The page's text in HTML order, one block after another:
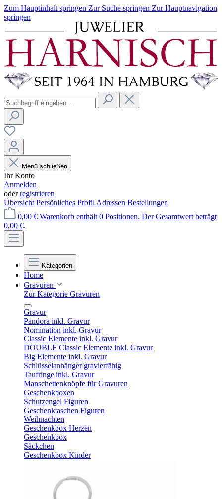
Zum Hauptinhalt springen Zur Suche springen Zur Hauptnavigation
springen
Menü schließen
Ihr Konto
Anmelden
oderregistrieren
Übersicht Persönliches Profil Adressen Bestellungen
0,00 € Warenkorb enthält 0 Positionen. Der Gesamtwert beträgt
0,00 €.
Kategorien
Home
Gravuren
Zur Kategorie Gravuren
Gravur
Pandora inkl. Gravur
Nomination inkl. Gravur
Classic Elemente inkl. Gravur
DOUBLE Classic Elemente inkl. Gravur
Big Elemente inkl. Gravur
Schlüsselanhänger gravierfähig
Taufringe inkl. Gravur
Manschettenknöpfe für Gravuren
Geschenkboxen
Schutzengel Figuren
Geschenktaschen Figuren
Weihnachten
Geschenkbox Herzen
Geschenkbox
Säckchen
Geschenkbox Kinder